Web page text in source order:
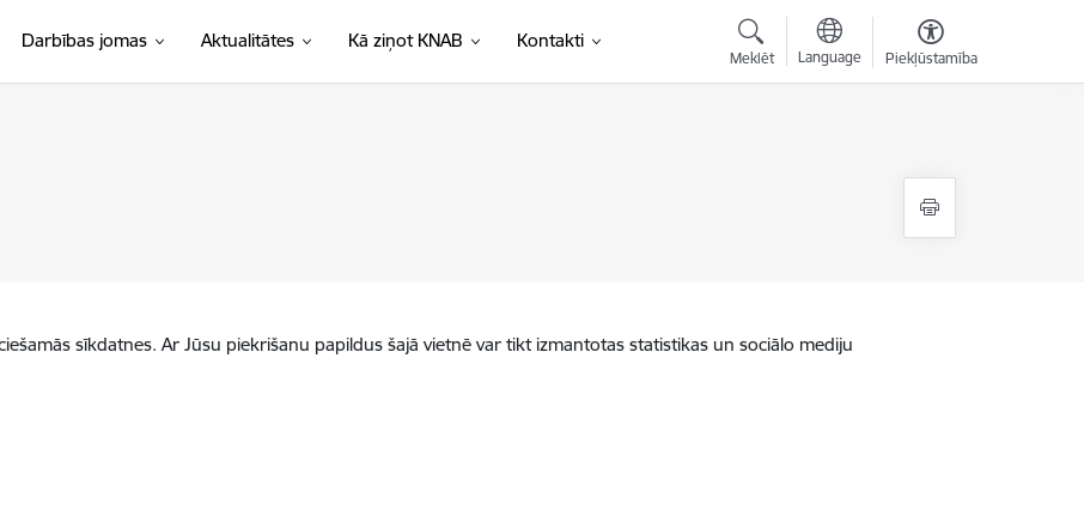
Darbības jomas Aktualitātes Kā ziņot KNAB Kontakti
Meklēt Language Piekļūstamība
sīkdatnes. Ar Jūsu piekrišanu papildus šajā vietnē var tikt izmantotas statistikas un sociālo mediju